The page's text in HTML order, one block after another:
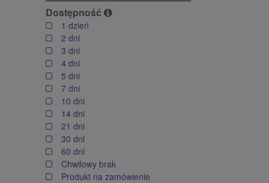
Dostępność
1 dzień
2 dni
3 dni
4 dni
5 dni
7 dni
10 dni
14 dni
21 dni
30 dni
60 dni
Chwilowy brak
Produkt na zamówienie